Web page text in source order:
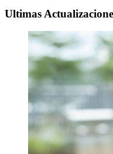
Ultimas